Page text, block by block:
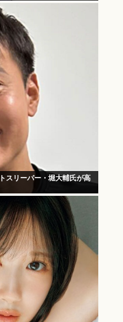
スリーパー・堀大輔氏が高